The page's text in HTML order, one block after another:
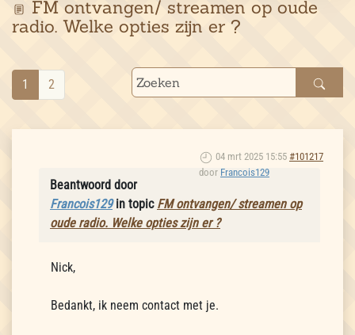
FM ontvangen/ streamen op oude
radio. Welke opties zijn er ?
1 2
04 mrt 2025 15:55 #101217
door Francois129
Beantwoord door
Francois129in topic FM ontvangen/ streamen op
oude radio. Welke opties zijn er ?
Nick,
Bedankt, ik neem contact met je.